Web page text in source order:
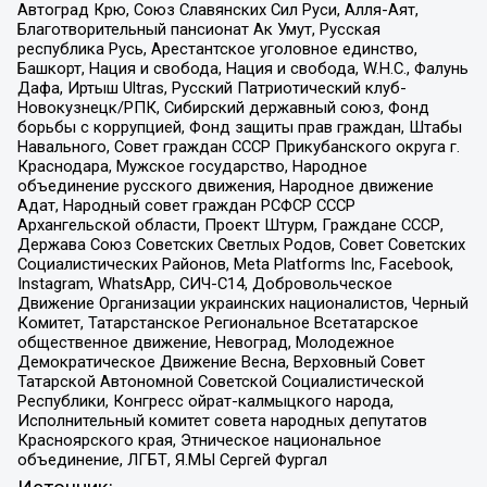
Автоград Крю, Союз Славянских Сил Руси, Алля-Аят,
Благотворительный пансионат Ак Умут, Русская
республика Русь, Арестантское уголовное единство,
Башкорт, Нация и свобода, Нация и свобода, W.H.С., Фалунь
Дафа, Иртыш Ultras, Русский Патриотический клуб-
Новокузнецк/РПК, Сибирский державный союз, Фонд
борьбы с коррупцией, Фонд защиты прав граждан, Штабы
Навального, Совет граждан СССР Прикубанского округа г.
Краснодара, Мужское государство, Народное
объединение русского движения, Народное движение
Адат, Народный совет граждан РСФСР СССР
Архангельской области, Проект Штурм, Граждане СССР,
Держава Союз Советских Светлых Родов, Совет Советских
Социалистических Районов, Meta Platforms Inc, Facebook,
Instagram, WhatsApp, СИЧ-С14, Добровольческое
Движение Организации украинских националистов, Черный
Комитет, Татарстанское Региональное Всетатарское
общественное движение, Невоград, Молодежное
Демократическое Движение Весна, Верховный Совет
Татарской Автономной Советской Социалистической
Республики, Конгресс ойрат-калмыцкого народа,
Исполнительный комитет совета народных депутатов
Красноярского края, Этническое национальное
объединение, ЛГБТ, Я.МЫ Сергей Фургал